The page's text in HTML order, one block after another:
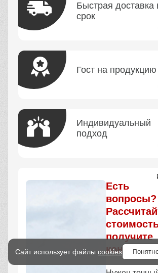
Быстрая доставка
срок
Гост на продукцию
Индивидуальный
подход
Есть
вопросы?
получите
Сайт использует файлы cookies